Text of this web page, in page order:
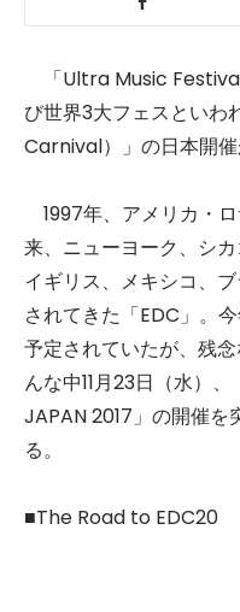
「Ultra Music
び世界3大フェスとい
Carnival）」の日本開催
1997年、アメリカ・
来、ニューヨーク、シ
イギリス、メキシコ、
されてきた「EDC」。
予定されていたが、残
んな中11月23日（水）
JAPAN 2017」の開催を
る。
■The Road to EDC20